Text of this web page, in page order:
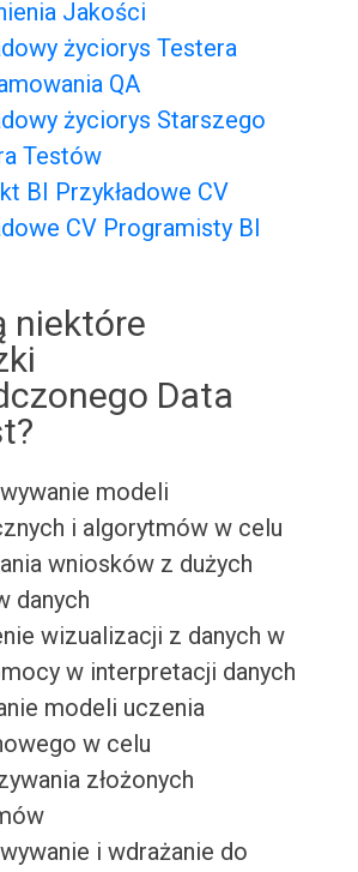
Jakości
życiorys Testera
QA
życiorys Starszego
Testów
BI Przykładowe CV
CV Programisty BI
niektóre
Data
modeli
i algorytmów w celu
wniosków z dużych
danych
wizualizacji z danych w
w interpretacji danych
modeli uczenia
w celu
złożonych
i wdrażanie do